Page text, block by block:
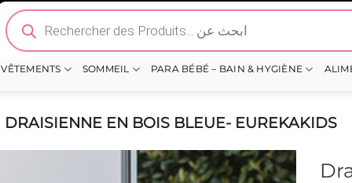
Recherche
de
produits
VÊTEMENTS SOMMEIL PARA BÉBÉ – BAIN & HYGIÈNE
DRAISIENNE EN BOIS BLEUE- EUREKAKIDS